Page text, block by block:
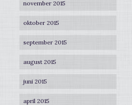
november 2015
oktober 2015
september 2015
august 2015
juni 2015
april 2015